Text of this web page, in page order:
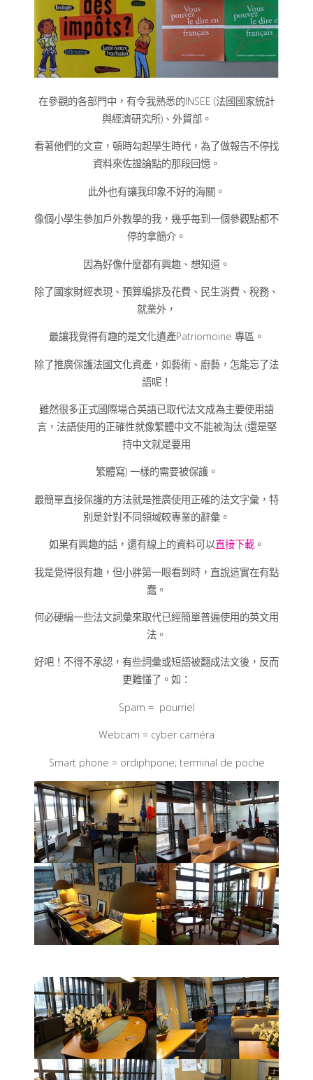
在參觀的各部門中，有令我熟悉的INSEE (法國國家統計
與經濟研究所)、外貿部。
看著他們的文宣，頓時勾起學生時代，為了做報告不停找
資料來佐證論點的那段回憶。
此外也有讓我印象不好的海關。
像個小學生參加戶外教學的我，幾乎每到一個參觀點都不
停的拿簡介。
因為好像什麼都有興趣、想知道。
除了國家財經表現、預算編排及花費、民生消費、稅務、
就業外，
最讓我覺得有趣的是文化遺產Patriomoine 專區。
除了推廣保護法國文化資產，如藝術、廚藝，怎能忘了法
語呢！
雖然很多正式國際場合英語已取代法文成為主要使用語
言，法語使用的正確性就像繁體中文不能被淘汰 (還是堅
持中文就是要用
繁體寫) 一樣的需要被保護。
最簡單直接保護的方法就是推廣使用正確的法文字彙，特
別是針對不同領域較專業的辭彙。
如果有興趣的話，還有線上的資料可以直接下載 。
我是覺得很有趣，但小胖第一眼看到時，直說這實在有點
蠢。
何必硬編一些法文詞彙來取代已經簡單普遍使用的英文用
法。
好吧！不得不承認，有些詞彙或短語被翻成法文後，反而
更難懂了。如：
Spam = pourriel
Webcam = cyber caméra
Smart phone = ordiphpone; terminal de poche